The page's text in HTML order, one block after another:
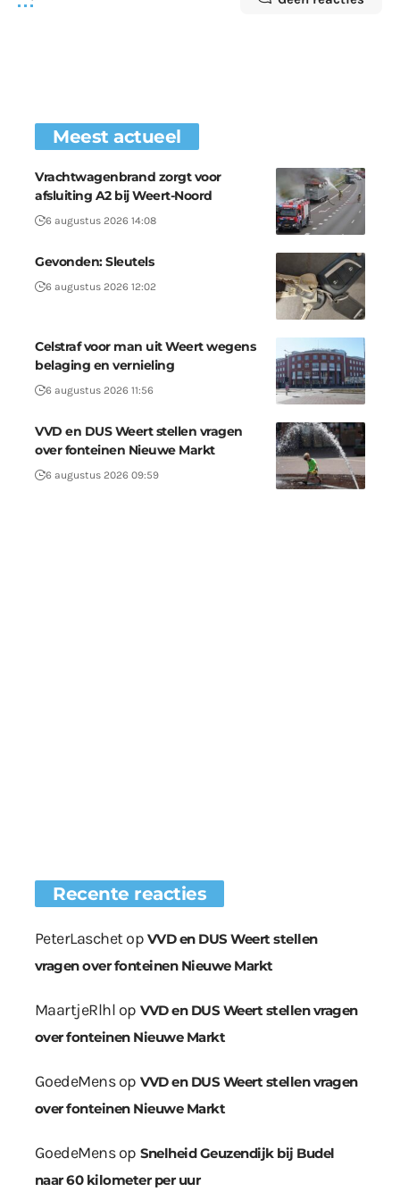
Meest actueel
Vrachtwagenbrand zorgt voor
afsluiting A2 bij Weert-Noord
6 augustus 2026 14:08
Gevonden: Sleutels
6 augustus 2026 12:02
Celstraf voor man uit Weert wegens
belaging en vernieling
6 augustus 2026 11:56
VVD en DUS Weert stellen vragen
over fonteinen Nieuwe Markt
6 augustus 2026 09:59
Recente reacties
PeterLaschetop VVD en DUS Weert stellen
vragen over fonteinen Nieuwe Markt
MaartjeRlhl op VVD en DUS Weert stellen vragen
over fonteinen Nieuwe Markt
GoedeMensop VVD en DUS Weert stellen vragen
over fonteinen Nieuwe Markt
GoedeMensop Snelheid Geuzendijk bij Budel
naar 60 kilometer per uur